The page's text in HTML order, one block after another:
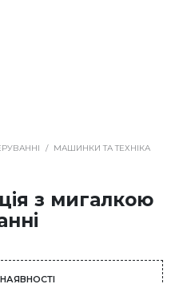
/
МАШИНКИ ТА ТЕХНІКА
з мигалкою